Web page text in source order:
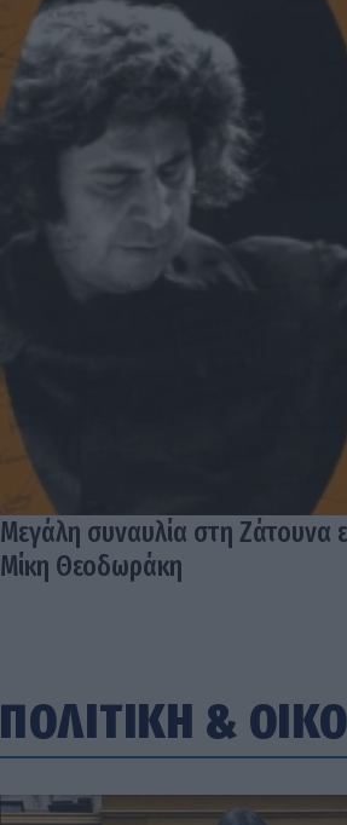
Μεγάλη συναυλία στη Ζάτουνα
Μίκη Θεοδωράκη
ΠΟΛΙΤΙΚΗ &